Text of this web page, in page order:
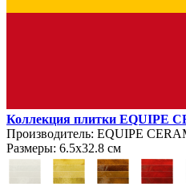
Коллекция плитки EQUIPE
Производитель: EQUIPE
Размеры: 6.5х32.8 см